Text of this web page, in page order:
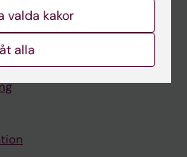
valda kakor
alla